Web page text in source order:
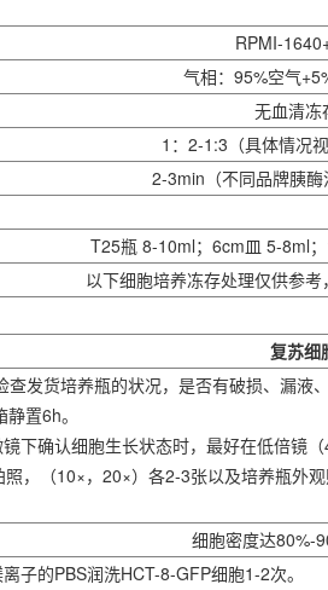
RPMI-
气相：95%空气
无血清冻
1：2-1:3（具体情况
2-3min（不同品牌胰酶
T25瓶 8-10ml；6cm皿 5-8ml
以下细胞培养冻存处理仅供参
复苏细
查发货培养瓶的状况，是否有破损、漏液
置6h。
下确认细胞生长状态时，最好在低倍镜
，（10×，20×）各2-3张以及培养瓶外
细胞密度达80%-
子的PBS润洗HCT-8-GFP细胞1-2次。